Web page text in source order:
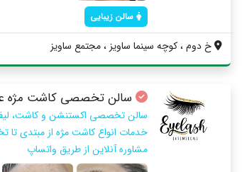
سالن زیبایی
خ دوم ، كوچه سينما ساويز ، مجتمع ساويز
سالن تخصصی کاشت مژه
سالن تخصصی اکستنشن و کاشت،
خدمات انواع کاشت مژه از مبتدی
مشاوره آنلاین از طریق واتساپ